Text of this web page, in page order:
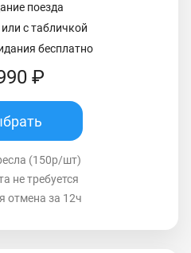
поезда
с табличкой
бесплатно
₽
(150р/шт)
не требуется
отмена за 12ч